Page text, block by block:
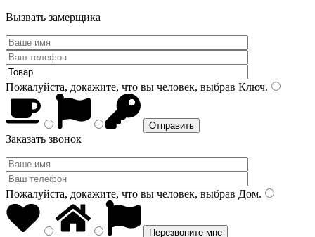
Вызвать замерщика
Пожалуйста, докажите, что вы человек, выбрав Ключ.
Заказать звонок
Пожалуйста, докажите, что вы человек, выбрав Дом.